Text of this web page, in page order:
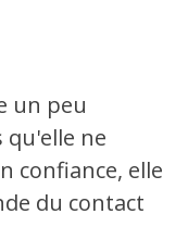
un peu
qu'elle ne
confiance, elle
du contact